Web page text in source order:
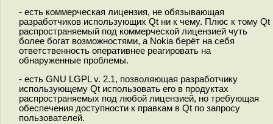
- есть коммерческая лицензия, не обязывающая
разработчиков использующих Qt ни к чему. Плюс к тому Qt
распространяемый под коммерческой лицензией чуть
более богат возможностями, а Nokia берёт на себя
ответственность оперативнее реагировать на
обнаруженные проблемы.
- есть GNU LGPL v. 2.1, позволяющая разработчику
использующему Qt использовать его в продуктах
распространяемых под любой лицензией, но требующая
обеспечения доступности к правкам в Qt по запросу
пользователей.